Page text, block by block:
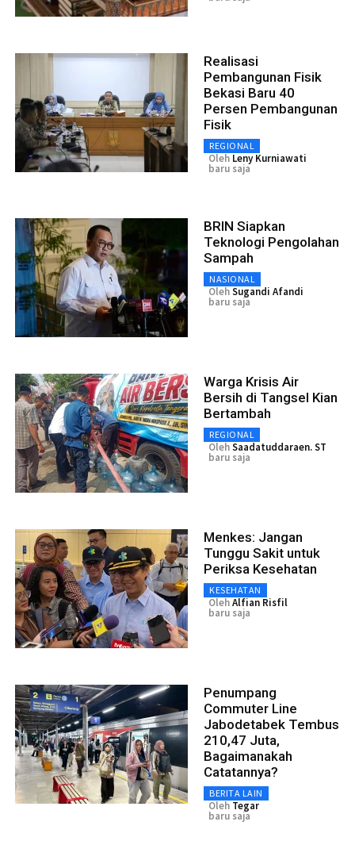
Realisasi
Pembangunan Fisik
Bekasi Baru 40
Persen Pembangunan
Fisik
REGIONAL
Oleh Leny Kurniawati
baru saja
BRIN Siapkan
Teknologi Pengolahan
Sampah
NASIONAL
OlehSugandi Afandi
baru saja
Warga Krisis Air
Bersih di Tangsel Kian
Bertambah
REGIONAL
OlehSaadatuddaraen. ST
baru saja
Menkes: Jangan
Tunggu Sakit untuk
Periksa Kesehatan
KESEHATAN
OlehAlfian Risfil
baru saja
Penumpang
Commuter Line
Jabodetabek Tembus
210,47 Juta,
Bagaimanakah
Catatannya?
BERITA LAIN
Oleh Tegar
baru saja